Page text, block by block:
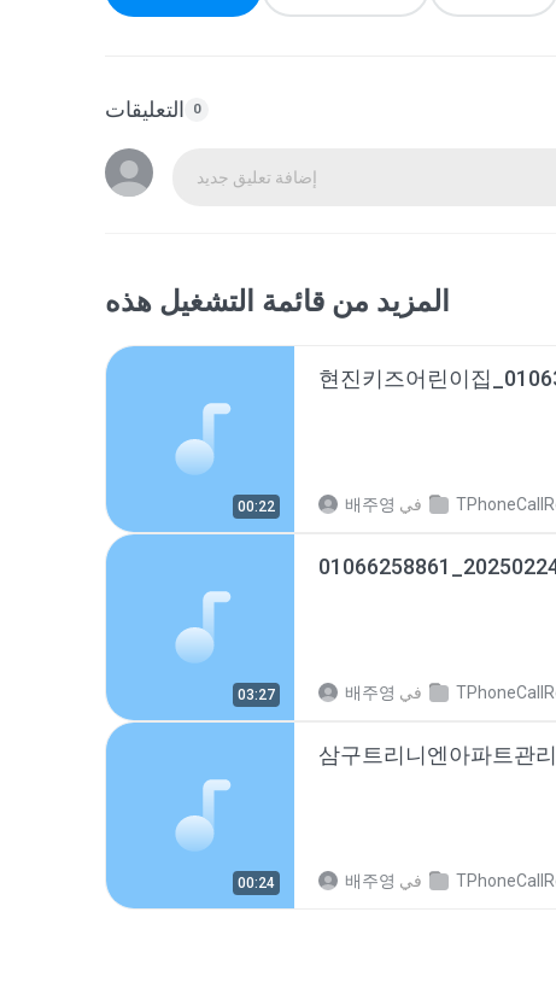
التعليقات 0
إضافة تعليق جديد
المزيد من قائمة التشغيل هذه
00:22 배주영 في
03:27 배주영 في
00:24 배주영 في